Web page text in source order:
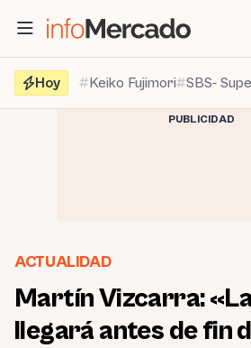
contenido
Hoy
Keiko Fujimori SBS-
PUBLICIDAD
ACTUALIDAD
Martín Vizcarra:
llegará antes de fin